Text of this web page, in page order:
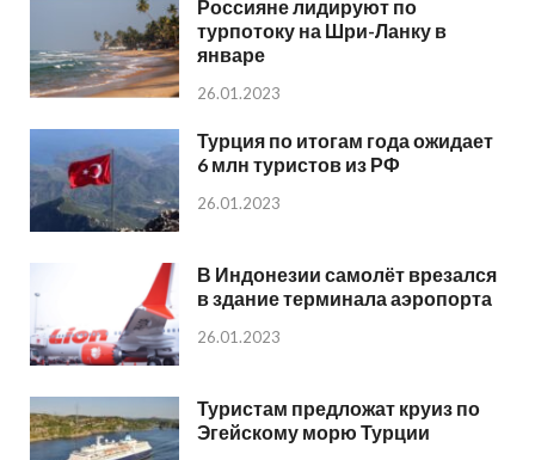
Россияне лидируют по
турпотоку на Шри-Ланку в
январе
26.01.2023
Турция по итогам года ожидает
6 млн туристов из РФ
26.01.2023
В Индонезии самолёт врезался
в здание терминала аэропорта
26.01.2023
Туристам предложат круиз по
Эгейскому морю Турции